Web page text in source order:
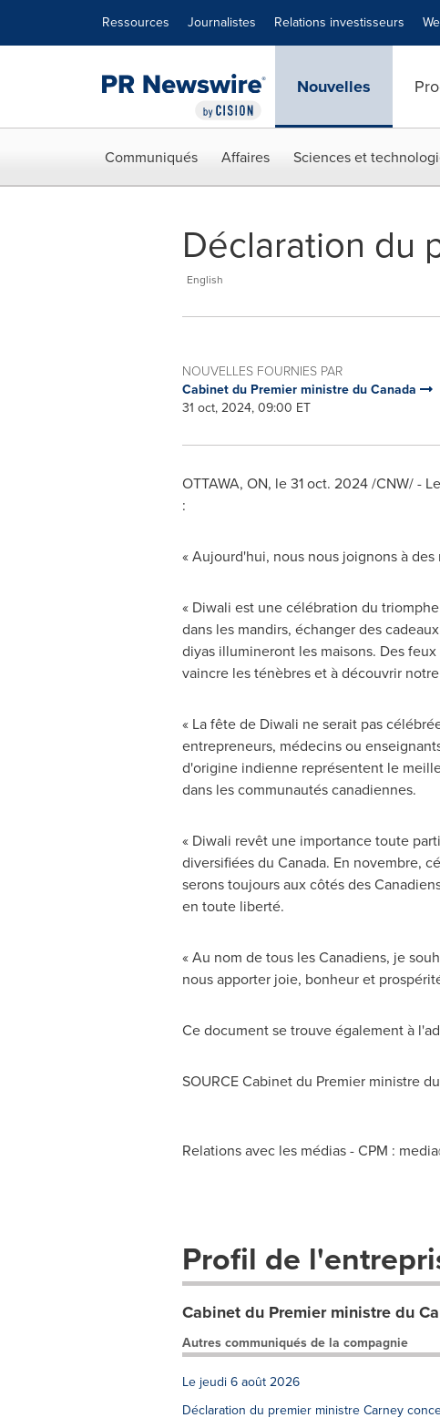
Ressources Journalistes Relations investisseurs
Nouvelles
Communiqués Affaires Sciences et
Déclaration du
English
NOUVELLES FOURNIES PAR
Cabinet du Premier ministre du Canada
31 oct, 2024, 09:00 ET
OTTAWA, ON, le31 oct. 2024/CNW/ -
:
« Aujourd'hui, nous nous joignons à
« Diwali est une célébration du
dans les mandirs, échanger des
diyas illumineront les maisons. Des
vaincre les ténèbres et à découvrir
« La fête de Diwali ne serait pas
entrepreneurs, médecins ou
d'origine indienne représentent le
dans les communautés canadiennes.
« Diwali revêt une importance toute
diversifiées du Canada. En novembre,
serons toujours aux côtés des
en toute liberté.
« Au nom de tous les Canadiens, je
nous apporter joie, bonheur et
Ce document se trouve également à
SOURCE Cabinet du Premier ministre du
Relations avec les médias - CPM :
Profil de
Cabinet du Premier ministre du
Autres communiqués de la compagnie
Le jeudi 6 août 2026
Déclaration du premier ministre Carney